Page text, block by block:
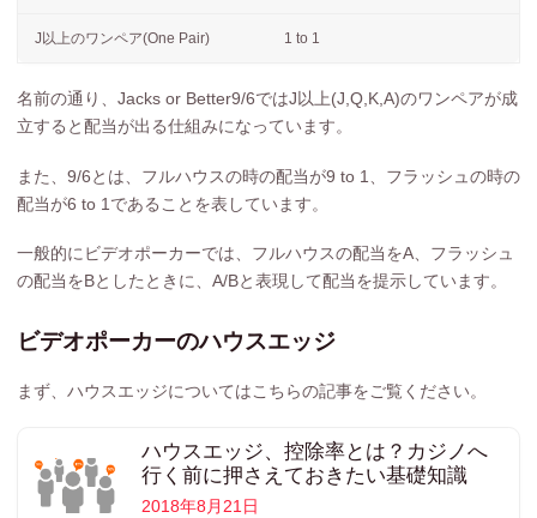
J以上のワンペア(One Pair) 1 to 1
名前の通り、Jacks or Better9/6ではJ以上(J,Q,K,A)のワンペアが成
立すると配当が出る仕組みになっています。
また、9/6とは、フルハウスの時の配当が9 to 1、フラッシュの時の
配当が6 to 1であることを表しています。
一般的にビデオポーカーでは、フルハウスの配当をA、フラッシュ
の配当をBとしたときに、A/Bと表現して配当を提示しています。
ビデオポーカーのハウスエッジ
まず、ハウスエッジについてはこちらの記事をご覧ください。
ハウスエッジ、控除率とは？カジノへ
行く前に押さえておきたい基礎知識
2018年8月21日